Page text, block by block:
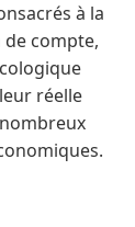
à la
de compte,
réelle